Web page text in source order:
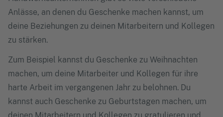
Anlässe, an denen du Geschenke machen kannst, um
deine Beziehungen zu deinen Mitarbeitern und Kollegen
zu stärken.
Zum Beispiel kannst du Geschenke zu Weihnachten
machen, um deine Mitarbeiter und Kollegen für ihre
harte Arbeit im vergangenen Jahr zu belohnen. Du
kannst auch Geschenke zu Geburtstagen machen, um